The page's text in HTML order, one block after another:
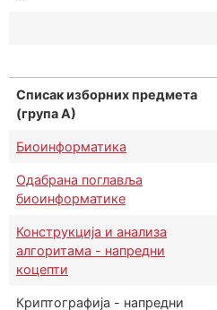
Списак изборних предмета
(група А)
Биоинформатика
Одабрана поглавља
биоинформатике
Конструкција и анализа
алгоритама - напредни
коцепти
Криптографија - напредни